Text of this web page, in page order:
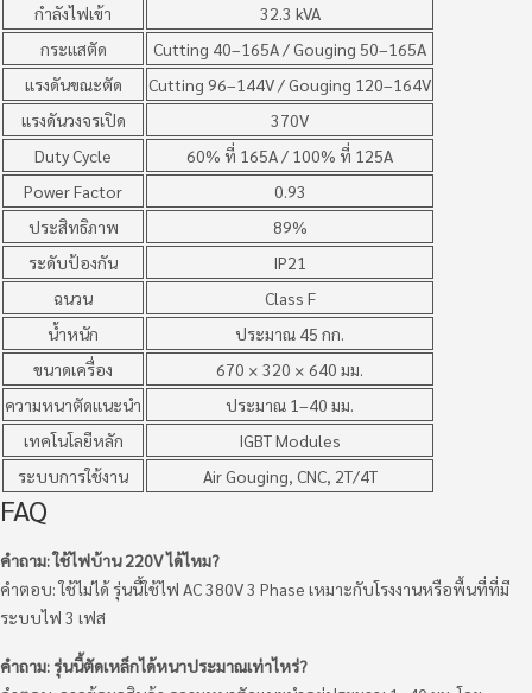
กำลังไฟเข้า
32.3 kVA
กระแสตัด
Cutting 40–165A / Gouging 50–165A
แรงดันขณะตัด
Cutting 96–144V / Gouging 120–164V
แรงดันวงจรเปิด
370V
Duty Cycle
60% ที่ 165A / 100% ที่ 125A
Power Factor
0.93
ประสิทธิภาพ
89%
ระดับป้องกัน
IP21
ฉนวน
Class F
น้ำหนัก
ประมาณ 45 กก.
ขนาดเครื่อง
670 × 320 × 640 มม.
ความหนาตัดแนะนำ
ประมาณ 1–40 มม.
เทคโนโลยีหลัก
IGBT Modules
ระบบการใช้งาน
Air Gouging, CNC, 2T/4T
FAQ
คำถาม: ใช้ไฟบ้าน 220V ได้ไหม?
คำตอบ: ใช้ไม่ได้ รุ่นนี้ใช้ไฟ AC 380V 3 Phase เหมาะกับโรงงานหรือพื้นที่ที่มี
ระบบไฟ 3 เฟส
คำถาม: รุ่นนี้ตัดเหล็กได้หนาประมาณเท่าไหร่?